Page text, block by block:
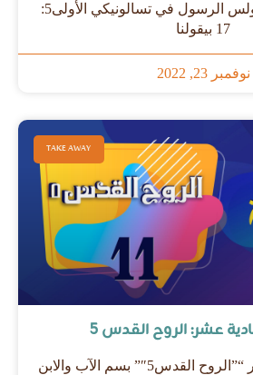
صعبة جدًاالقديس بولس الرسول في تسالونيكي الأولى5:
17 بيقولنا
نوفمبر 23, 2022
TAKE AWAY
عشر: الروح القدس 5
“الحلقة الحادية عشر “”الروح القدس5″” بسم الآب والابن